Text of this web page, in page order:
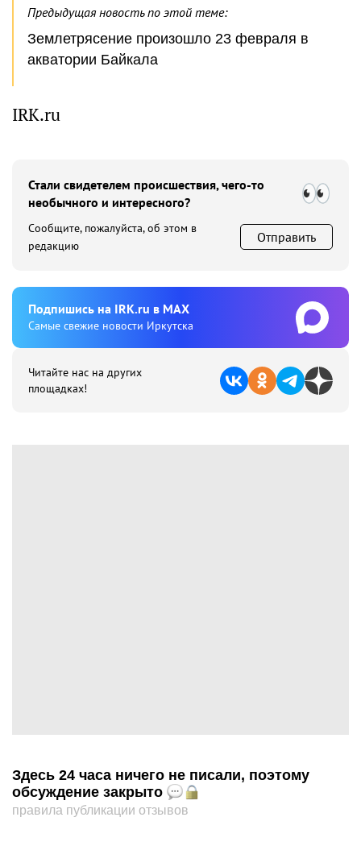
Предыдущая новость по этой теме:
Землетрясение произошло 23 февраля в
акватории Байкала
IRK.ru
Стали свидетелем происшествия, чего-то
необычного и интересного?
Сообщите, пожалуйста, об этом в
редакцию
Отправить
Подпишиcь на IRK.ru в MAX
Cамые свежие новости Иркутска
Читайте нас на других
площадках!
Здесь 24 часа ничего не писали, поэтому
обсуждение закрыто
правила публикации отзывов